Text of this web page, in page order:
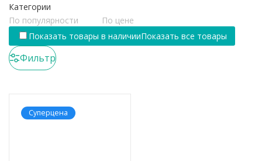
Категории
По популярности
По цене
Показать товары в наличииПоказать все товары
Фильтр
Суперцена